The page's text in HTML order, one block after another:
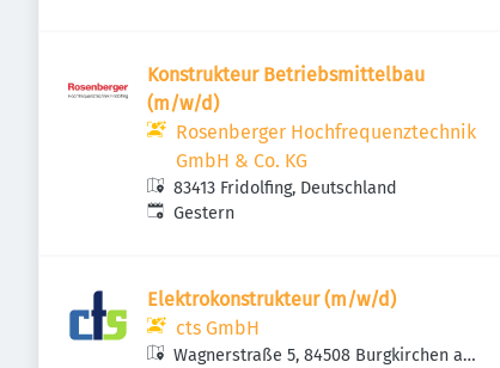
Konstrukteur Betriebsmittelbau
(m/w/d)
Rosenberger Hochfrequenztechnik
GmbH & Co. KG
83413 Fridolfing, Deutschland
Veröffentlicht
Gestern
Elektrokonstrukteur (m/w/d)
cts GmbH
Wagnerstraße 5, 84508 Burgkirchen an